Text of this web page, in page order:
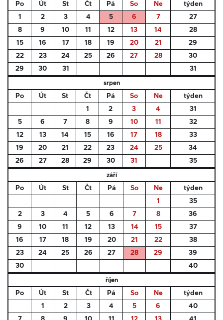
Po Út St Čt Pá So Ne
týden
1
2 3 4 5 6 7
27
8
9 10 11 12 13 14
28
15
16 17 18 19 20 21
29
22
23 24 25 26 27 28
30
29
30 31 31
srpen
Po Út St Čt Pá So Ne
týden
1
2 3 4
31
5
6 7 8 9 10 11
32
12
13 14 15 16 17 18
33
19
20 21 22 23 24 25
34
26
27 28 29 30 31 35
září
Po Út St Čt Pá So Ne
týden
1
35
2
3 4 5 6 7 8
36
9
10 11 12 13 14 15
37
16
17 18 19 20 21 22
38
23
24 25 26 27 28 29
39
30
40
říjen
Po Út St Čt Pá So Ne
týden
1
2 3 4 5 6
40